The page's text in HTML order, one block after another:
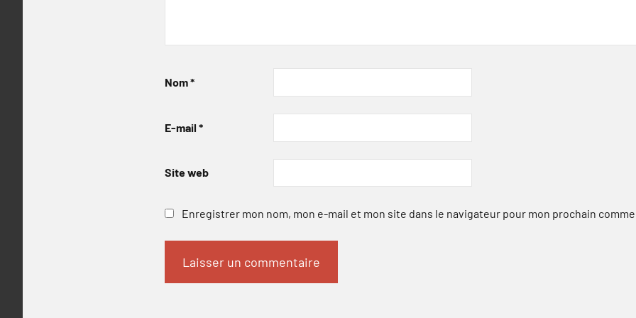
Nom*
E-mail *
Site web
Enregistrer mon nom, mon e-mail et mon site dans le navigateur pour mon prochain